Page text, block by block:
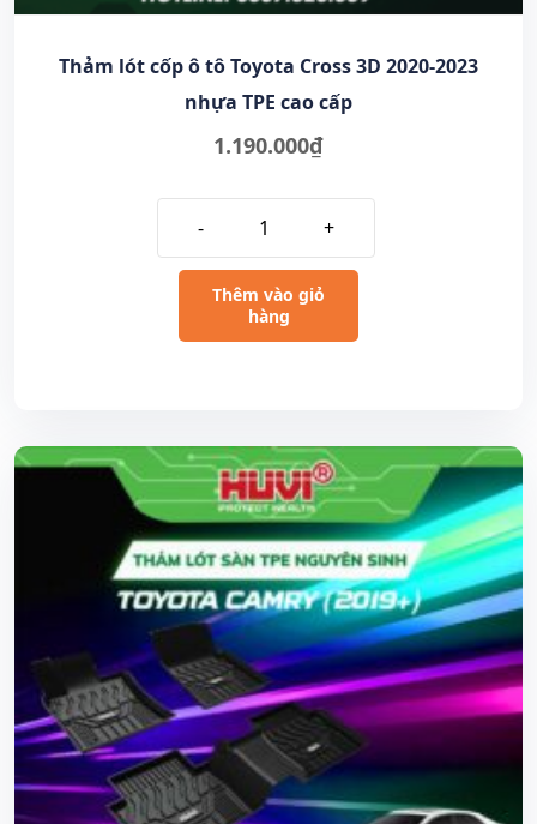
Thảm lót cốp ô tô Toyota Cross 3D 2020-2023
nhựa TPE cao cấp
1.190.000₫
- +
Thêm vào giỏ
hàng